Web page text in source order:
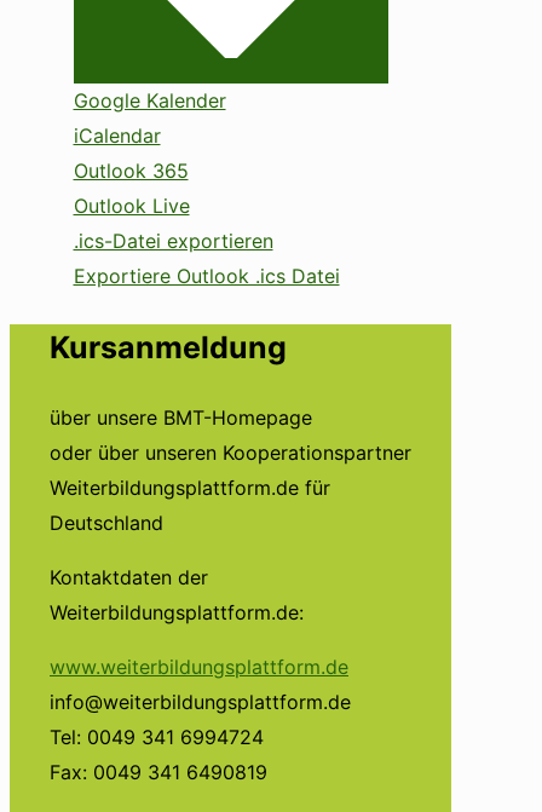
Google Kalender
iCalendar
Outlook 365
Outlook Live
.ics-Datei exportieren
Exportiere Outlook .ics Datei
Kursanmeldung
über unsere BMT-Homepage
oder über unseren Kooperationspartner
Weiterbildungsplattform.de für
Deutschland
Kontaktdaten der
Weiterbildungsplattform.de:
www.weiterbildungsplattform.de
info@weiterbildungsplattform.de
Tel: 0049 341 6994724
Fax: 0049 341 6490819